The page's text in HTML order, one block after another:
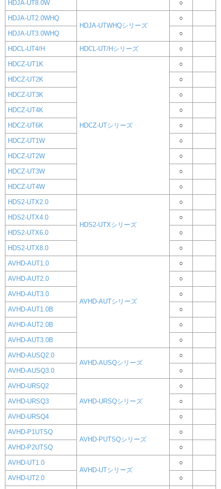
HDJA-UT8.0W ○
HDJA-UT2.0WHQ
HDJA-UTWHQシリーズ
○
HDJA-UT3.0WHQ ○
HDCL-UT4/H HDCL-UT/Hシリーズ ○
HDCZ-UT1K
HDCZ-UTシリーズ
○
HDCZ-UT2K ○
HDCZ-UT3K ○
HDCZ-UT4K ○
HDCZ-UT6K ○
HDCZ-UT1W ○
HDCZ-UT2W ○
HDCZ-UT3W ○
HDCZ-UT4W ○
HDS2-UTX2.0
HDS2-UTXシリーズ
○
HDS2-UTX4.0 ○
HDS2-UTX6.0 ○
HDS2-UTX8.0 ○
AVHD-AUT1.0
AVHD-AUTシリーズ
○
AVHD-AUT2.0 ○
AVHD-AUT3.0 ○
AVHD-AUT1.0B ○
AVHD-AUT2.0B ○
AVHD-AUT3.0B ○
AVHD-AUSQ2.0
AVHD-AUSQシリーズ
○
AVHD-AUSQ3.0 ○
AVHD-URSQ2
AVHD-URSQシリーズ
○
AVHD-URSQ3 ○
AVHD-URSQ4 ○
AVHD-P1UTSQ
AVHD-PUTSQシリーズ
○
AVHD-P2UTSQ ○
AVHD-UT1.0
AVHD-UTシリーズ
○
AVHD-UT2.0 ○